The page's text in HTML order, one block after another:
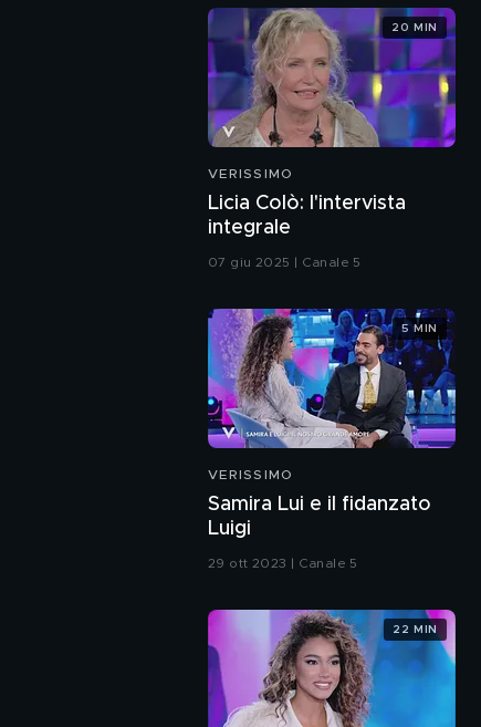
VERISSIMO
Licia Colò: l'intervista
integrale
07 giu 2025 | Canale 5
20 MIN
VERISSIMO
Samira Lui e il fidanzato
Luigi
29 ott 2023 | Canale 5
5 MIN
22 MIN